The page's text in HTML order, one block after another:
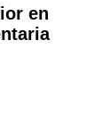
en